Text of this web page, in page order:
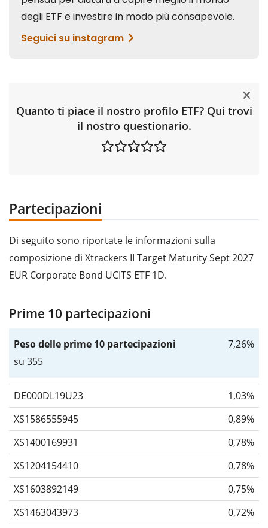
Quanto ti piace il nostro profilo ETF? Qui trovi
il nostro questionario.
Partecipazioni
Di seguito sono riportate le informazioni sulla
composizione di Xtrackers II Target Maturity Sept 2027
EUR Corporate Bond UCITS ETF 1D.
Prime 10 partecipazioni
Peso delle prime 10 partecipazioni
su 355
7,26%
DE000DL19U23
1,03%
XS1586555945
0,89%
XS1400169931
0,78%
XS1204154410
0,78%
XS1603892149
0,75%
XS1463043973
0,72%